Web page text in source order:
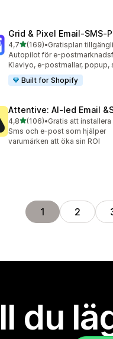
Grid & Pixel
4,7av 5 stjärnor
(169)
169 recensioner totalt
•Gratisplan
Autopilot för e-
Klaviyo, e-postmallar, popup,
Built for Shopify
Attentive: AI‑led Email
4,8av 5 stjärnor
(106)
106 recensioner totalt
•Gratis att installera
Sms och e-post som hjälper
varumärken att öka sin ROI
1 2
du